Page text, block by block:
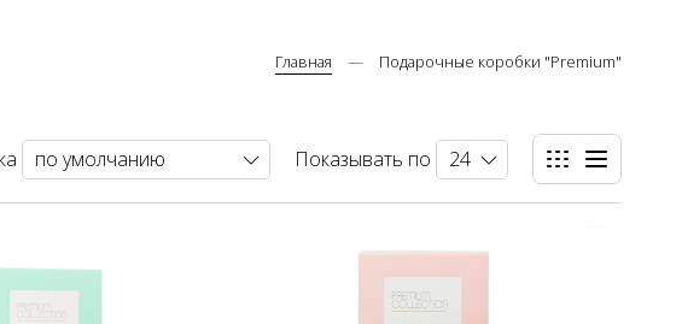
Главная Подарочные коробки "Premium"
Показывать по